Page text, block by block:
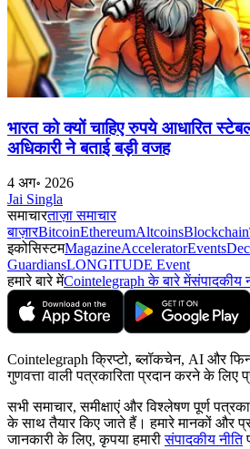
भारत को क्यों चाहिए रुपये आधारित
अधिकारी ने बताई बड़ी वजह
4 अग॰ 2026
Jai Singla
समाचारताज़ा समाचार
बाज़ारBitcoinEthereumAltcoinsBlockchain
इकोसिस्टमMagazineAcceleratorEvents
GuardiansLONGITUDE Event
हमारे बारे मेंCointelegraph के बारे मेंसंपादकीय
Cointelegraph क्रिप्टो, ब्लॉकचेन, AI और
गुणवत्ता वाली पत्रकारिता प्रदान करने के लिए
सभी समाचार, समीक्षाएं और विश्लेषण पूर्ण
के साथ तैयार किए जाते हैं। हमारे मानकों और
जानकारी के लिए, कृपया हमारीसंपादकीय नीति